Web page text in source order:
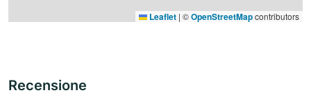
Leaflet | ©OpenStreetMapcontributors
Recensione